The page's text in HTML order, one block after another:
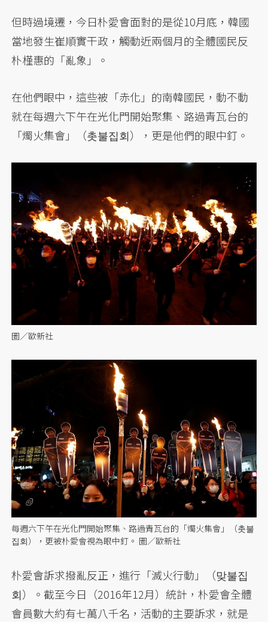
但時過境遷，今日朴愛會面對的是從10月底，韓國
當地發生崔順實干政，觸動近兩個月的全體國民反
朴槿惠的「亂象」。
在他們眼中，這些被「赤化」的南韓國民，動不動
就在每週六下午在光化門開始聚集、路過青瓦台的
「燭火集會」（촛불집회），更是他們的眼中釘。
圖／歐新社
每週六下午在光化門開始聚集、路過青瓦台的「燭火集會」（촛불
집회），更被朴愛會視為眼中釘。 圖／歐新社
朴愛會訴求撥亂反正，進行「滅火行動」（맞불집
회）。截至今日（2016年12月）統計，朴愛會全體
會員數大約有七萬八千名，活動的主要訴求，就是